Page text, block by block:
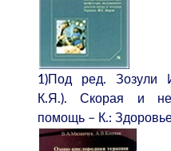
1)Под ред. Зозули
К.Я.). Скорая и
помощь – К.: